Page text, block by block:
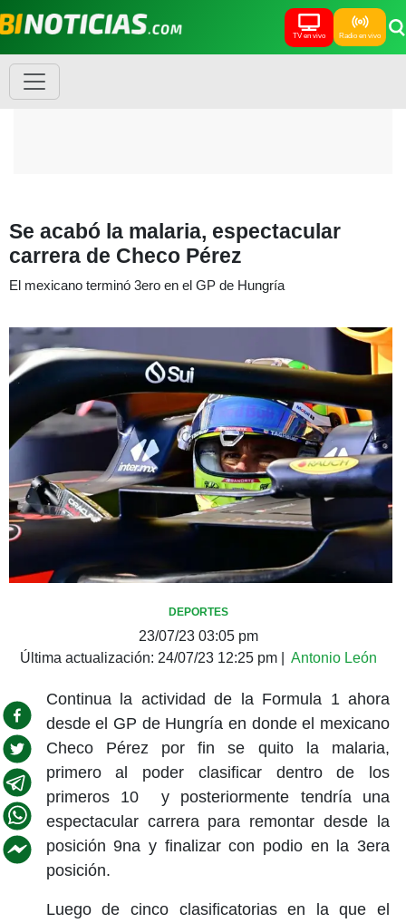
TV en vivo Radio en vivo
Se acabó la malaria, espectacular
carrera de Checo Pérez
El mexicano terminó 3ero en el GP de Hungría
DEPORTES
23/07/23 03:05 pm
Última actualización: 24/07/23 12:25 pm Antonio León
Continua la actividad de la Formula 1 ahora
desde el GP de Hungría en donde el mexicano
Checo Pérez por fin se quito la malaria,
primero al poder clasificar dentro de los
primeros 10 y posteriormente tendría una
espectacular carrera para remontar desde la
posición 9na y finalizar con podio en la 3era
posición.
Luego de cinco clasificatorias en la que el